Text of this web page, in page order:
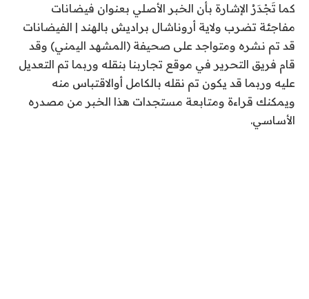
ي
و
ن
ي
و
2
0
كما تَجْدَرُ الإشارة بأن الخبر الأصلي بعنوان فيضانات
مفاجئة تضرب ولاية أروناشال براديش بالهند | الفيضانات
قد تم نشره ومتواجد على صحيفة (المشهد اليمني) وقد
قام فريق التحرير في موقع تجاربنا بنقله وربما تم التعديل
عليه وربما قد يكون تم نقله بالكامل أوالاقتباس منه
ويمكنك قراءة ومتابعة مستجدات هذا الخبر من مصدره
الأساسي.